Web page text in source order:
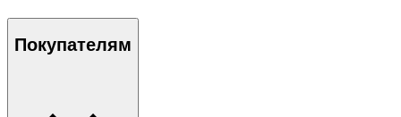
Покупателям